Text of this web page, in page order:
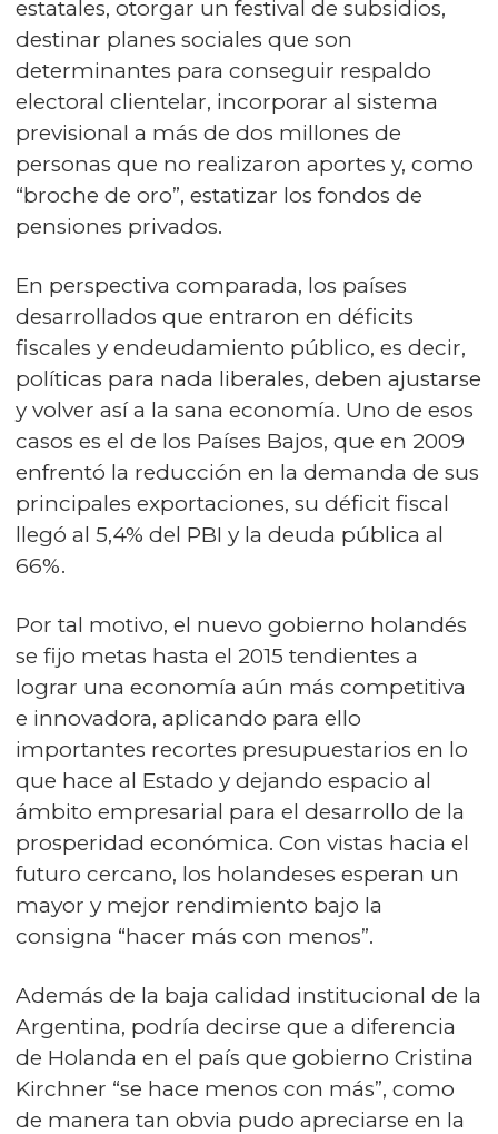
estatales, otorgar un festival de subsidios,
destinar planes sociales que son
determinantes para conseguir respaldo
electoral clientelar, incorporar al sistema
previsional a más de dos millones de
personas que no realizaron aportes y, como
“broche de oro”, estatizar los fondos de
pensiones privados.
En perspectiva comparada, los países
desarrollados que entraron en déficits
fiscales y endeudamiento público, es decir,
políticas para nada liberales, deben ajustarse
y volver así a la sana economía. Uno de esos
casos es el de los Países Bajos, que en 2009
enfrentó la reducción en la demanda de sus
principales exportaciones, su déficit fiscal
llegó al 5,4% del PBI y la deuda pública al
66%.
Por tal motivo, el nuevo gobierno holandés
se fijo metas hasta el 2015 tendientes a
lograr una economía aún más competitiva
e innovadora, aplicando para ello
importantes recortes presupuestarios en lo
que hace al Estado y dejando espacio al
ámbito empresarial para el desarrollo de la
prosperidad económica. Con vistas hacia el
futuro cercano, los holandeses esperan un
mayor y mejor rendimiento bajo la
consigna “hacer más con menos”.
Además de la baja calidad institucional de la
Argentina, podría decirse que a diferencia
de Holanda en el país que gobierno Cristina
Kirchner “se hace menos con más”, como
de manera tan obvia pudo apreciarse en la